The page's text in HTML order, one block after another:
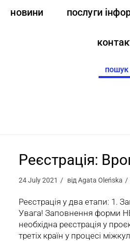
новини послуги
Search
for:
Реєстрація:
24 July 2021 відAgata Oleńska
Реєстрація у два етапи: 1.
Увага! Заповнення форми
необхідна реєстрація у
третіх країн у процесі